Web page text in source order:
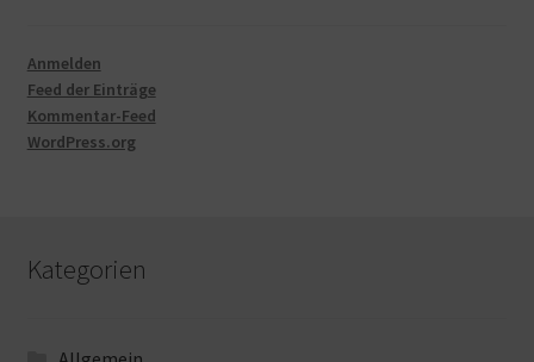
Anmelden
Feed der Einträge
Kommentar-Feed
WordPress.org
Kategorien